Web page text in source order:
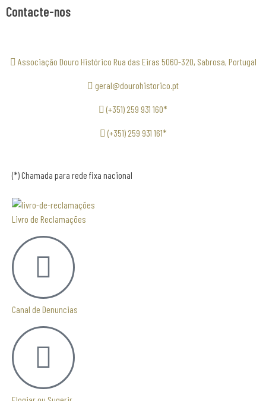
Contacte-nos
Associação Douro Histórico Rua das Eiras 5060-320, Sabrosa, Portugal
geral@dourohistorico.pt
(+351) 259 931 160*
(+351) 259 931 161*
(*) Chamada para rede fixa nacional
Livro de Reclamações
Canal de Denuncias